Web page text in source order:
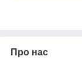
Про нас